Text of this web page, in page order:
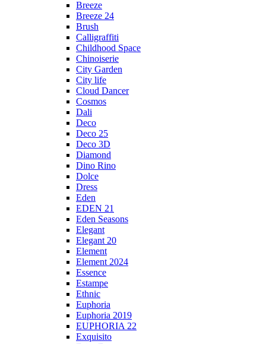
Breeze
Breeze 24
Brush
Calligraffiti
Childhood Space
Chinoiserie
City Garden
City life
Cloud Dancer
Cosmos
Dali
Deco
Deco 25
Deco 3D
Diamond
Dino Rino
Dolce
Dress
Eden
EDEN 21
Eden Seasons
Elegant
Elegant 20
Element
Element 2024
Essence
Estampe
Ethnic
Euphoria
Euphoria 2019
EUPHORIA 22
Exquisito